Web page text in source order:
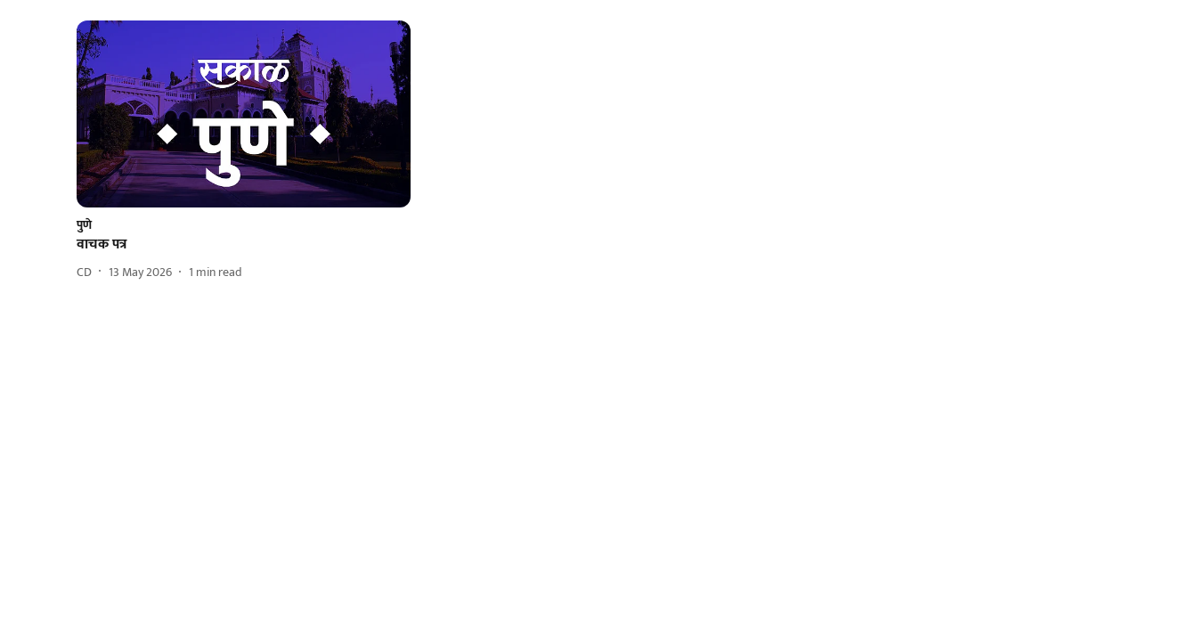
पुणे
वाचक पत्र
CD 13 May 2026 1 min read